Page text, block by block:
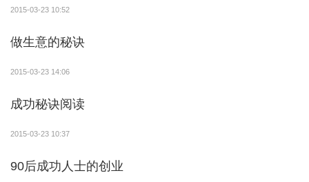
个信念你可以在彻底昏倒在床上之前不停得告诉自己：
是一个习惯性观念而已。。
再给你一个信念：你的大脑根本只是一个芯片，你是一
聊天的时候因为注意力不集中把你本来想要说的“我爱
你”当成“我恨你”发送出去吗？
2015-03-23 10:52
做生意的秘诀
2015-03-23 14:06
成功秘诀阅读
2015-03-23 10:37
90后成功人士的创业